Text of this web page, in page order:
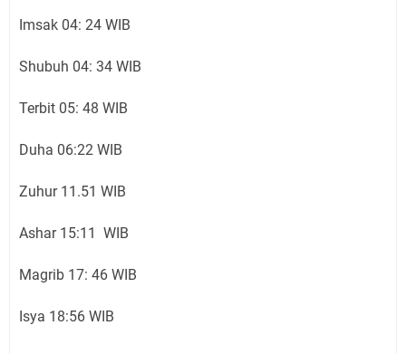
Imsak 04: 24 WIB
Shubuh 04: 34 WIB
Terbit 05: 48 WIB
Duha 06:22 WIB
Zuhur 11.51 WIB
Ashar 15:11 WIB
Magrib 17: 46 WIB
Isya 18:56 WIB